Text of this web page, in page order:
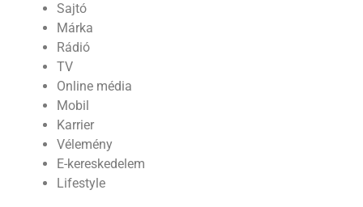
Sajtó
Márka
Rádió
TV
Online média
Mobil
Karrier
Vélemény
E-kereskedelem
Lifestyle